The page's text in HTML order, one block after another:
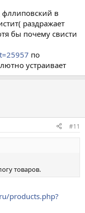
в
раздражает
бы почему свисти
по
устраивает
#11
товаров.
products.php?